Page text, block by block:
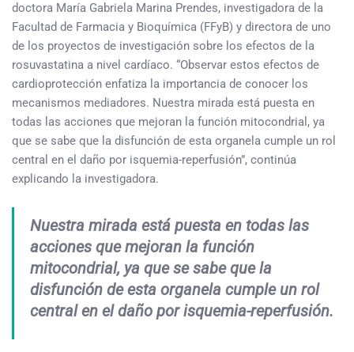
doctora María Gabriela Marina Prendes, investigadora de la
Facultad de Farmacia y Bioquímica (FFyB) y directora de uno
de los proyectos de investigación sobre los efectos de la
rosuvastatina a nivel cardíaco. “Observar estos efectos de
cardioprotección enfatiza la importancia de conocer los
mecanismos mediadores. Nuestra mirada está puesta en
todas las acciones que mejoran la función mitocondrial, ya
que se sabe que la disfunción de esta organela cumple un rol
central en el daño por isquemia-reperfusión”, continúa
explicando la investigadora.
Nuestra mirada está puesta en todas las
acciones que mejoran la función
mitocondrial, ya que se sabe que la
disfunción de esta organela cumple un rol
central en el daño por isquemia-reperfusión.